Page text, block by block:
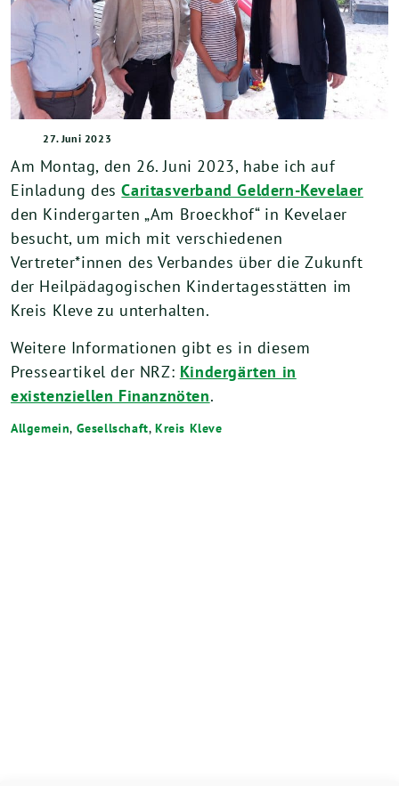
27. Juni 2023
Am Montag, den 26. Juni 2023, habe ich auf
Einladung desCaritasverband Geldern-Kevelaer
den Kindergarten „Am Broeckhof“ in Kevelaer
besucht, um mich mit verschiedenen
Vertreter*innen des Verbandes über die Zukunft
der Heilpädagogischen Kindertagesstätten im
Kreis Kleve zu unterhalten.
Weitere Informationen gibt es in diesem
Presseartikel der NRZ: Kindergärten in
existenziellen Finanznöten.
Allgemein, Gesellschaft,Kreis Kleve